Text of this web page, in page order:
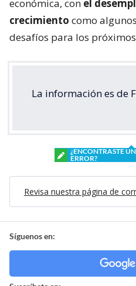
económica, con el
crecimiento como
desafíos para los
La información es de
¿ENCONTRASTE UN
ERROR?
Revisa nuestra página de
Síguenos en: